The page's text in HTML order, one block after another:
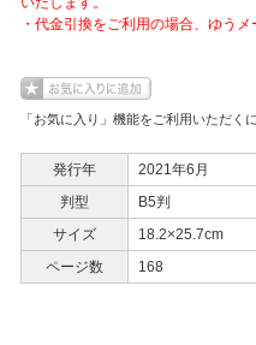
・代金引換をご利用の場合、ゆう
「お気に入り」機能をご利用いただく
発行年
2021年6月
判型
B5判
サイズ
18.2×25.7cm
ページ数
168